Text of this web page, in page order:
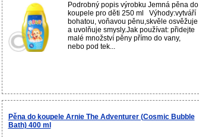
Podrobný popis výrobku Jemná pěna do
koupele pro děti 250 ml Výhody:vytváří
bohatou, voňavou pěnu,skvěle osvěžuje
a uvolňuje smysly.Jak používat: přidejte
malé množství pěny přímo do vany,
nebo pod tek...
Pěna do koupele Arnie The Adventurer (Cosmic Bubble
Bath) 400 ml